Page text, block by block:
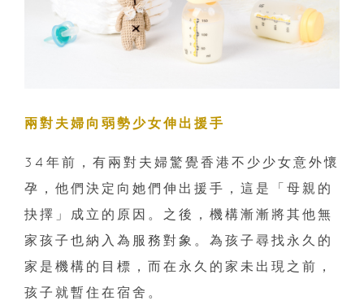
兩對夫婦向弱勢少女伸出援手
34年前，有兩對夫婦驚覺香港不少少女意外懷
孕，他們決定向她們伸出援手，這是「母親的
抉擇」成立的原因。之後，機構漸漸將其他無
家孩子也納入為服務對象。為孩子尋找永久的
家是機構的目標，而在永久的家未出現之前，
孩子就暫住在宿舍。